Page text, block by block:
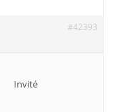
#42393
Invité